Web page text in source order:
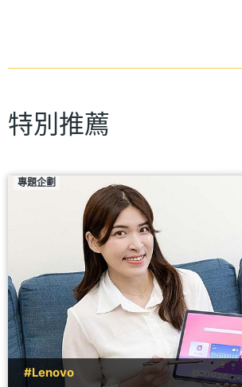
特別推薦
專題企劃
#Lenovo